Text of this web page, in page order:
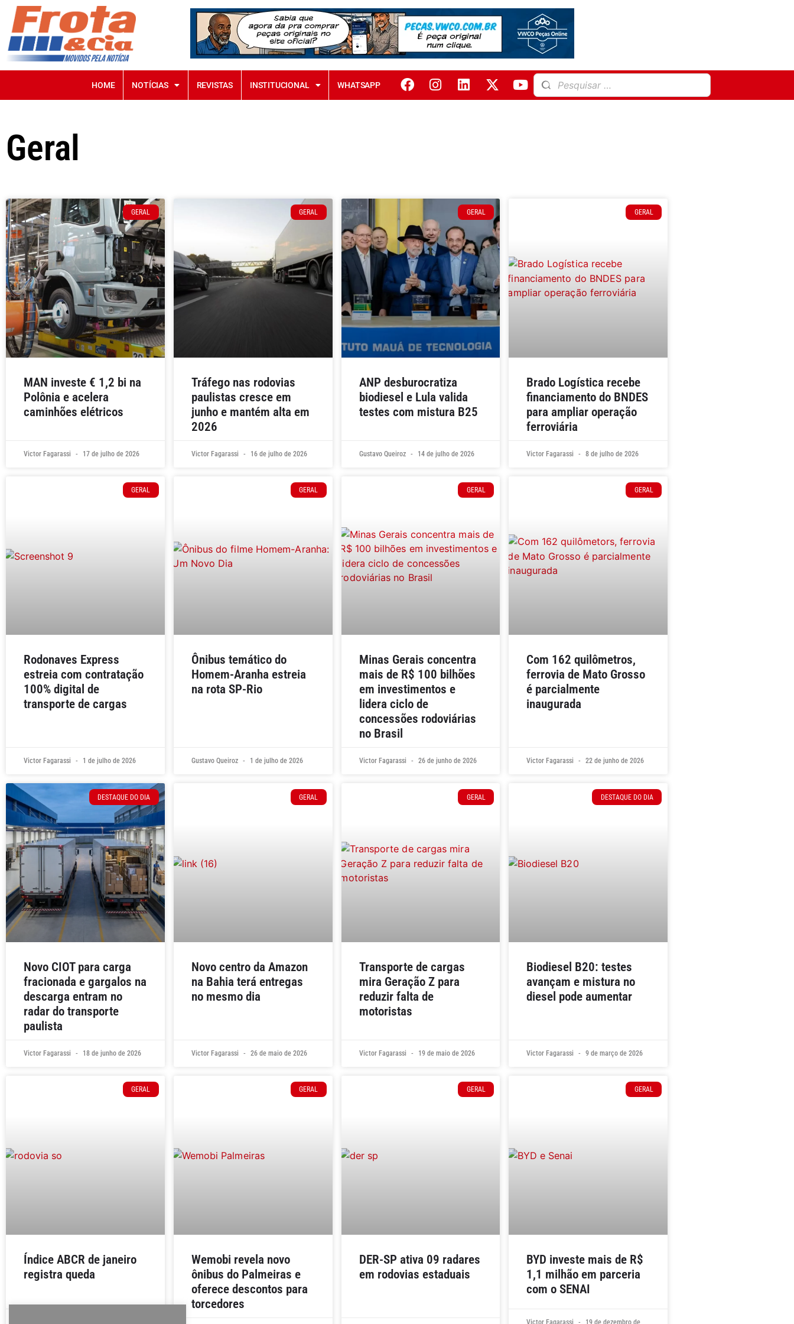
HOME NOTÍCIAS REVISTAS INSTITUCIONAL WHATSAPP
Geral
GERAL
MAN investe € 1,2 bi na
Polônia e acelera
caminhões elétricos
Victor Fagarassi 17 de julho de 2026
GERAL
Tráfego nas rodovias
paulistas cresce em
junho e mantém alta em
2026
Victor Fagarassi 16 de julho de 2026
GERAL
ANP desburocratiza
biodiesel e Lula valida
testes com mistura B25
Gustavo Queiroz 14 de julho de 2026
GERAL
Brado Logística recebe
financiamento do BNDES
para ampliar operação
ferroviária
Victor Fagarassi 8 de julho de 2026
GERAL
Rodonaves Express
estreia com contratação
100% digital de
transporte de cargas
Victor Fagarassi 1 de julho de 2026
GERAL
Ônibus temático do
Homem-Aranha estreia
na rota SP-Rio
Gustavo Queiroz 1 de julho de 2026
GERAL
Minas Gerais concentra
mais de R$ 100 bilhões
em investimentos e
lidera ciclo de
concessões rodoviárias
no Brasil
Victor Fagarassi 26 de junho de 2026
GERAL
Com 162 quilômetros,
ferrovia de Mato Grosso
é parcialmente
inaugurada
Victor Fagarassi 22 de junho de 2026
DESTAQUE DO DIA
Novo CIOT para carga
fracionada e gargalos na
descarga entram no
radar do transporte
paulista
Victor Fagarassi 18 de junho de 2026
GERAL
Novo centro da Amazon
na Bahia terá entregas
no mesmo dia
Victor Fagarassi 26 de maio de 2026
GERAL
Transporte de cargas
mira Geração Z para
reduzir falta de
motoristas
Victor Fagarassi 19 de maio de 2026
DESTAQUE DO DIA
Biodiesel B20: testes
avançam e mistura no
diesel pode aumentar
Victor Fagarassi 9 de março de 2026
GERAL
Índice ABCR de janeiro
registra queda
GERAL
Wemobi revela novo
ônibus do Palmeiras e
oferece descontos para
torcedores
GERAL
DER-SP ativa 09 radares
em rodovias estaduais
GERAL
BYD investe mais de R$
1,1 milhão em parceria
com o SENAI
Victor Fagarassi 19 de dezembro de